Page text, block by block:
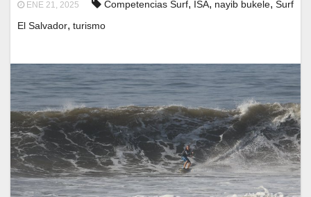
ENE 21, 2025 Competencias Surf, ISA, nayib bukele, Surf
El Salvador, turismo